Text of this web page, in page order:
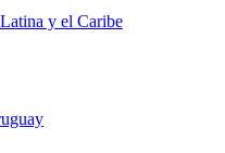
y el Caribe